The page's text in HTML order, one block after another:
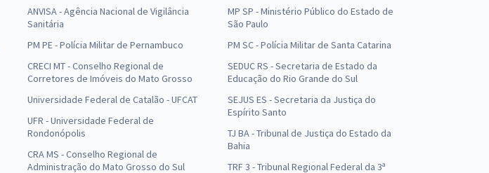
ANVISA - Agência Nacional de Vigilância
Sanitária
PM PE - Polícia Militar de Pernambuco
CRECI MT - Conselho Regional de
Corretores de Imóveis do Mato Grosso
Universidade Federal de Catalão - UFCAT
UFR - Universidade Federal de
Rondonópolis
CRA MS - Conselho Regional de
Administração do Mato Grosso do Sul
MP SP - Ministério Público do Estado de
São Paulo
PM SC - Polícia Militar de Santa Catarina
SEDUC RS - Secretaria de Estado da
Educação do Rio Grande do Sul
SEJUS ES - Secretaria da Justiça do
Espírito Santo
TJ BA - Tribunal de Justiça do Estado da
Bahia
TRF 3 - Tribunal Regional Federal da 3ª